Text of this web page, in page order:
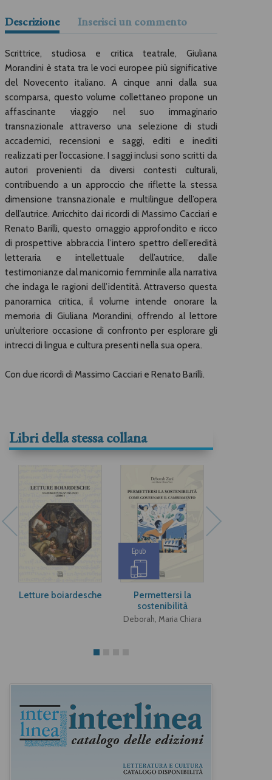
Descrizione Inserisci un commento
Scrittrice, studiosa e critica teatrale, Giuliana
Morandini è stata tra le voci europee più significative
del Novecento italiano. A cinque anni dalla sua
scomparsa, questo volume collettaneo propone un
affascinante viaggio nel suo immaginario
transnazionale attraverso una selezione di studi
accademici, recensioni e saggi, editi e inediti
realizzati per l’occasione. I saggi inclusi sono scritti da
autori provenienti da diversi contesti culturali,
contribuendo a un approccio che riflette la stessa
dimensione transnazionale e multilingue dell’opera
dell’autrice. Arricchito dai ricordi di Massimo Cacciari e
Renato Barilli, questo omaggio approfondito e ricco
di prospettive abbraccia l’intero spettro dell’eredità
letteraria e intellettuale dell’autrice, dalle
testimonianze dal manicomio femminile alla narrativa
che indaga le ragioni dell’identità. Attraverso questa
panoramica critica, il volume intende onorare la
memoria di Giuliana Morandini, offrendo al lettore
un’ulteriore occasione di confronto per esplorare gli
intrecci di lingua e cultura presenti nella sua opera.
Con due ricordi di Massimo Cacciari e Renato Barilli.
Libri della stessa collana
Letture boiardesche
Epub
Permettersi la
sostenibilità
Deborah, Maria Chiara